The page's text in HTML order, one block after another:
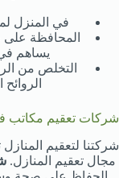
في المنزل
المحافظة على
يساهم
التخلص من
شركات تعقيم مكاتب
شركتنا لتعقيم
مجال تعقيم المنازل.